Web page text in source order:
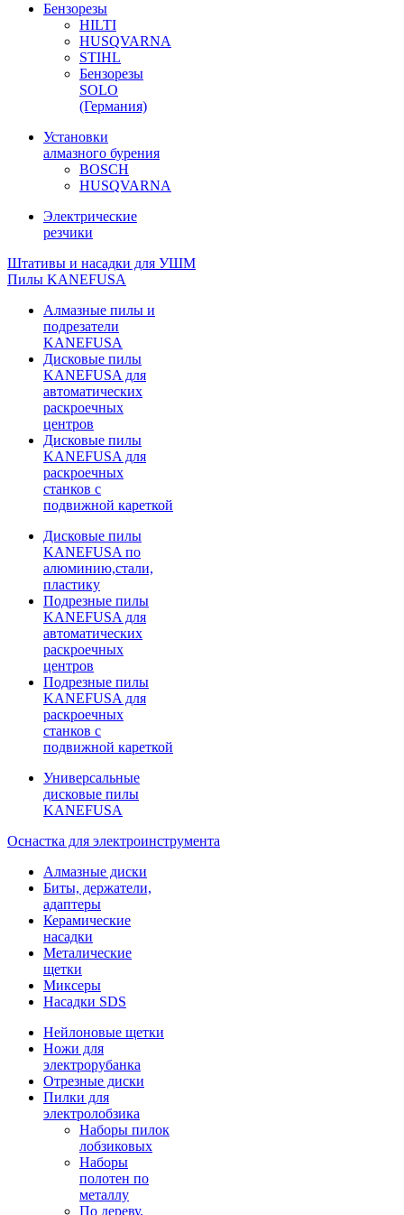
Бензорезы
HILTI
HUSQVARNA
STIHL
Бензорезы
SOLO
(Германия)
Установки
алмазного бурения
BOSCH
HUSQVARNA
Электрические
резчики
Штативы и насадки для УШМ
Пилы KANEFUSA
Алмазные пилы и
подрезатели
KANEFUSA
Дисковые пилы
KANEFUSA для
автоматических
раскроечных
центров
Дисковые пилы
KANEFUSA для
раскроечных
станков с
подвижной кареткой
Дисковые пилы
KANEFUSA по
алюминию,стали,
пластику
Подрезные пилы
KANEFUSA для
автоматических
раскроечных
центров
Подрезные пилы
KANEFUSA для
раскроечных
станков с
подвижной кареткой
Универсальные
дисковые пилы
KANEFUSA
Оснастка для электроинструмента
Алмазные диски
Биты, держатели,
адаптеры
Керамические
насадки
Металические
щетки
Миксеры
Насадки SDS
Нейлоновые щетки
Ножи для
электрорубанка
Отрезные диски
Пилки для
электролобзика
Наборы пилок
лобзиковых
Наборы
полотен по
металлу
По дереву,